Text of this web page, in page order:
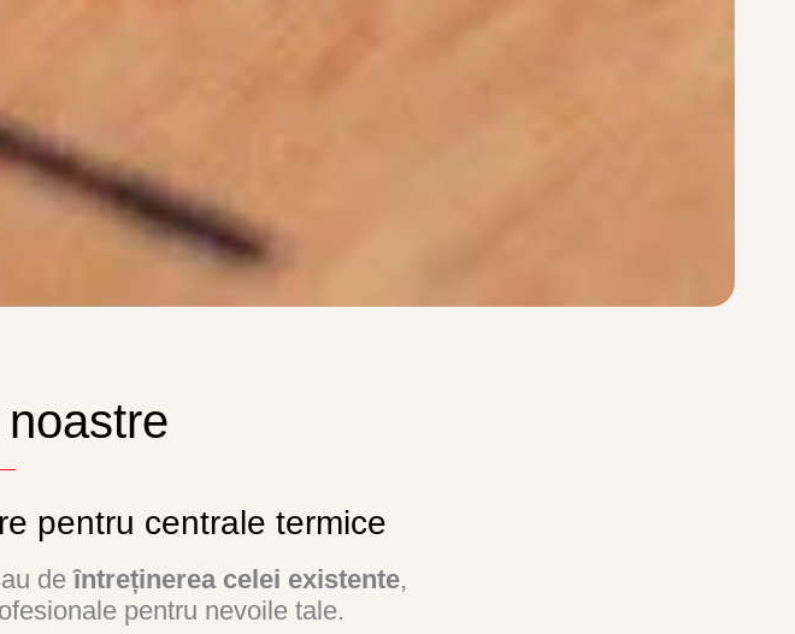
pentru centrale termice
deîntreținerea celei existente,
pentru nevoile tale.